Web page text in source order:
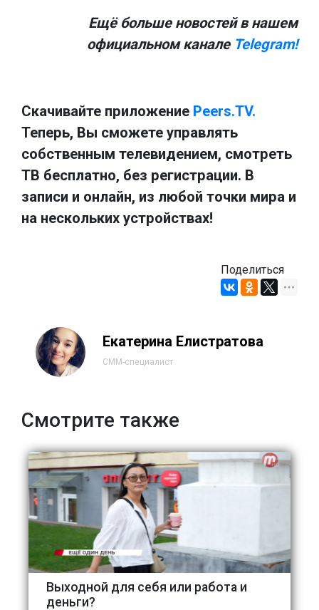
Ещё больше новостей в нашем
официальном канале Telegram!
Скачивайте приложение Peers.TV.
Теперь, Вы сможете управлять
собственным телевидением, смотреть
ТВ бесплатно, без регистрации. В
записи и онлайн, из любой точки мира и
на нескольких устройствах!
Поделиться
Екатерина Елистратова
СММ-специалист
Смотрите также
Выходной для себя или работа и
деньги?